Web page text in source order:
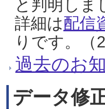
と判明しま
詳細は配信
りです。（
過去のお
データ修